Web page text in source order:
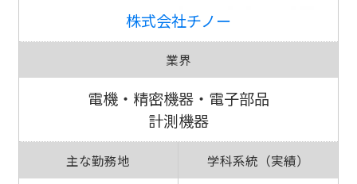
株式会社チノー
業界
電機・精密機器・電子部品
計測機器
主な勤務地 学科系統（実績）